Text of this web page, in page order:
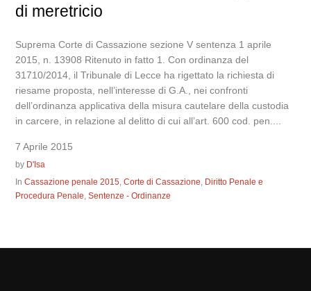
di meretricio
Suprema Corte di Cassazione sezione V sentenza 1 aprile
2015, n. 13908 Ritenuto in fatto 1. Con ordinanza del
31710/2014, il Tribunale di Lecce ha rigettato la richiesta di
riesame proposta, nell’interesse di G.A., nei confronti
dell’ordinanza applicativa della misura cautelare della custodia
in carcere, in relazione al delitto di cui all’art. 600 cod. pen....
7 Aprile 2015
by D'Isa
InCassazione penale 2015 ,Corte di Cassazione Diritto Penale e
Procedura Penale ,Sentenze - Ordinanze